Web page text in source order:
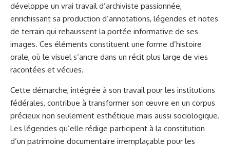
développe un vrai travail d’archiviste passionnée,
enrichissant sa production d’annotations, légendes et notes
de terrain qui rehaussent la portée informative de ses
images. Ces éléments constituent une forme d’histoire
orale, où le visuel s’ancre dans un récit plus large de vies
racontées et vécues.
Cette démarche, intégrée à son travail pour les institutions
fédérales, contribue à transformer son œuvre en un corpus
précieux non seulement esthétique mais aussi sociologique.
Les légendes qu’elle rédige participent à la constitution
d’un patrimoine documentaire irremplaçable pour les